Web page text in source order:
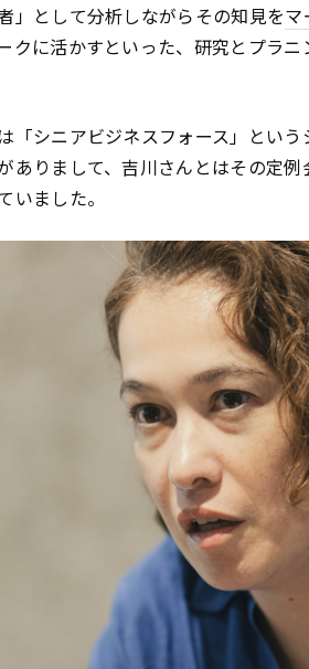
」として分析しながらその知見をマ
クに活かすといった、研究とプラ
「シニアビジネスフォース」とい
ありまして、吉川さんとはその定
いました。